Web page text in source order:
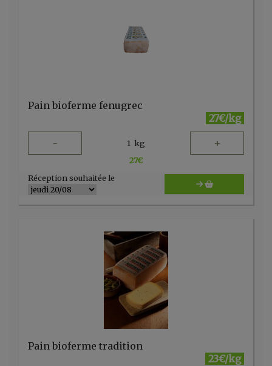
Pain bioferme fenugrec
27€/kg
- 1 kg +
27€
Réception souhaitée le
Pain bioferme tradition
23€/kg